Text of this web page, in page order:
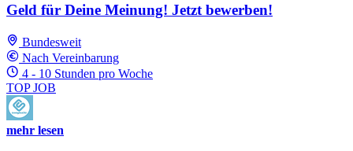
Geld für Deine Meinung! Jetzt bewerben!
Bundesweit
Nach Vereinbarung
4 - 10 Stunden pro Woche
TOP JOB
mehr lesen